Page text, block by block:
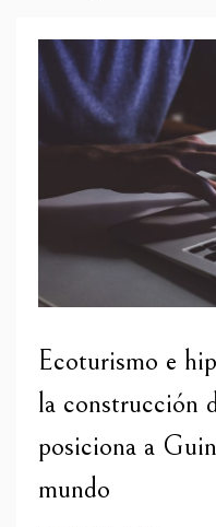
Ecoturismo e
la construcción
posiciona a
mundo